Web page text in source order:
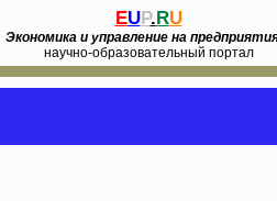
EUP.RU
Экономика и управление на
научно-образовательный портал